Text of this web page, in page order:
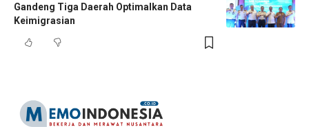
Gandeng Tiga Daerah Optimalkan Data
Keimigrasian